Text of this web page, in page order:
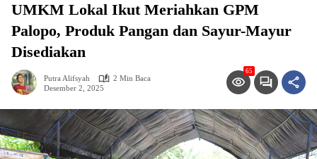
UMKM Lokal Ikut Meriahkan GPM
Palopo, Produk Pangan dan Sayur-Mayur
Disediakan
Putra Alifsyah
2 Min Baca
Desember 2, 2025
65